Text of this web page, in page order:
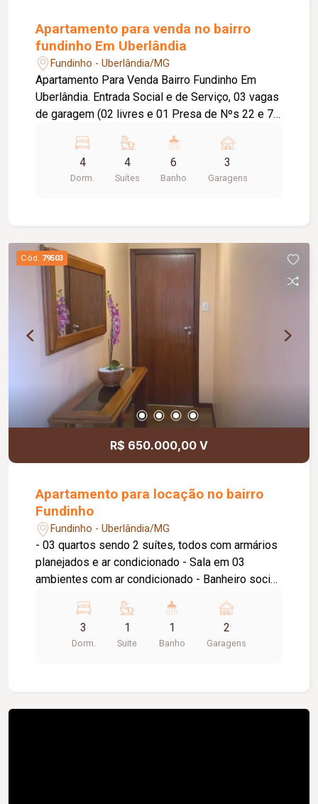
Apartamento para venda no bairro
fundinho Em Uberlândia
Fundinho - Uberlândia/MG
Apartamento Para Venda Bairro Fundinho Em
Uberlândia. Entrada Social e de Serviço, 03 vagas
de garagem (02 livres e 01 Presa de Nºs 22 e 75
e om varanda, Lavabo, 04 suítes (Sendo 03 com
varandas e uma com banheira de
hidromassagem), Cozinha, Lavanderia, Banheiro
mobiliados com fino acabamento. Prédio: Vinte
andares com 02 Apartamentos por andar. 02
elevadores, Portaria 24 horas, 02 piscinas adulto
e infantil, Salão de festas com cozinha completa,
churrasqueira, Sauna aquecida, Academia. Agende
sua visita. Aguardo seu contato.
4
Dorm.
4
Suítes
6
Banho
3
Garagens
Cód. 79503
R$ 650.000,00 V
Apartamento para locação no bairro
Fundinho
Fundinho - Uberlândia/MG
- 03 quartos sendo 2 suítes, todos com armários
planejados e ar condicionado - Sala em 03
ambientes com ar condicionado - Banheiro social
armários - Área de serviço com a armários -
Escritório montado - Garagem ampla para 2
carros livres - Escada Localização nobre na
3
Dorm.
1
Suite
1
Banho
2
Garagens